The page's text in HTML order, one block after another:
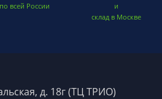
по всей России
и
склад в Москве
д. 18г (ТЦ ТРИО)